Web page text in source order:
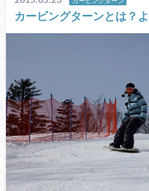
カービングターンとは？